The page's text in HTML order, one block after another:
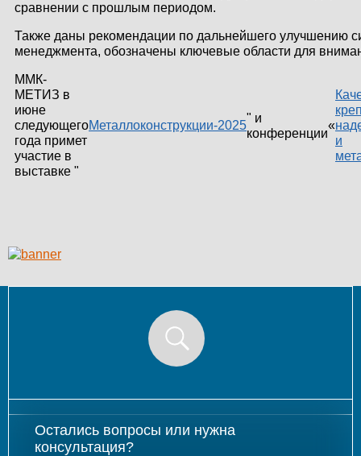
ЛИЧНЫЙ КАБИНЕТ
сравнении с прошлым периодом.
Также даны рекомендации по дальнейшего улучшению
менеджмента, обозначены ключевые области для
ММК-
МЕТИЗ в
июне
следующего
года примет
участие в
выставке "
Металлоконструкции-2025
" и
конференции
«
и
Остались вопросы или нужна
консультация?